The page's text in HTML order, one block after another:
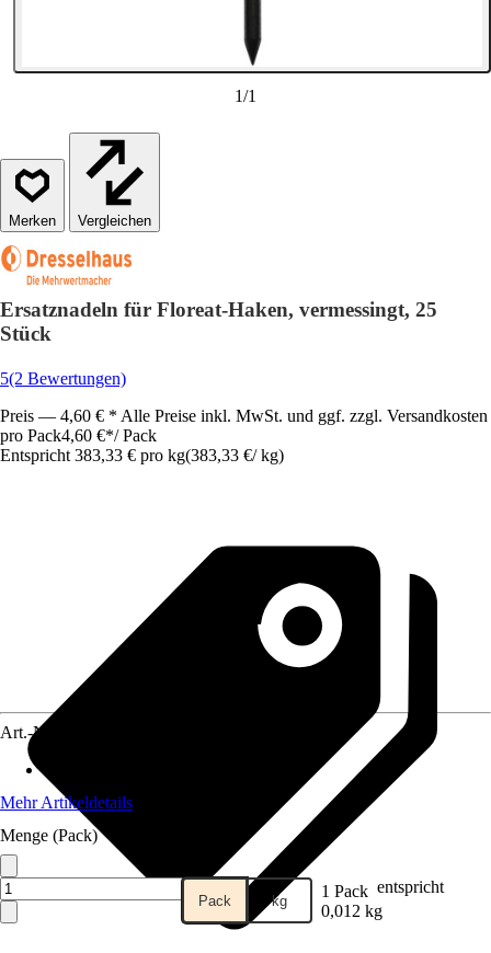
1/1
Vergleichen
Ersatznadeln für Floreat-Haken, vermessingt, 25
Stück
5(2 Bewertungen)
Preis — 4,60 € * Alle Preise inkl. MwSt. und ggf. zzgl. Versandkosten
pro Pack4,60 €*/ Pack
Entspricht 383,33 € pro kg(383,33 €/ kg)
Art.-Nr.
Mehr Artikeldetails
Menge (Pack)
Pack kg 1 Pack entspricht
0,012 kg